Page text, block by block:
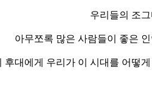
우리들의 조
아무쪼록 많은 사람들이 좋은
후대에게 우리가 이 시대를 어떻